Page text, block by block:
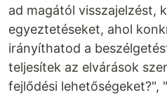
ad magától visszajelzést,
egyeztetéseket, ahol
irányíthatod a
teljesítek az elvárások
fejlődési